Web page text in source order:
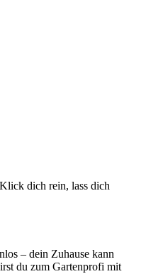
dich rein, lass dich
– dein Zuhause kann
du zum Gartenprofi mit